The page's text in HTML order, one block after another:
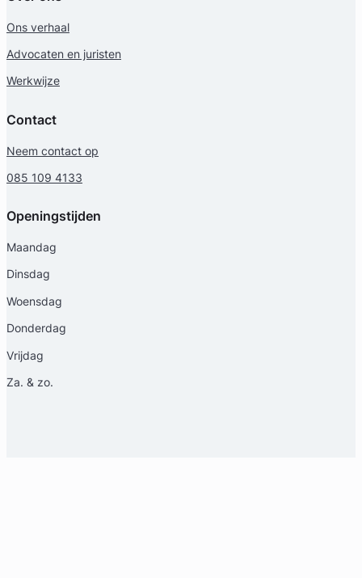
Ons verhaal
Advocaten en juristen
Werkwijze
Contact
Neem contact op
085 109 4133
Openingstijden
Maandag
Dinsdag
Woensdag
Donderdag
Vrijdag
Za. & zo.